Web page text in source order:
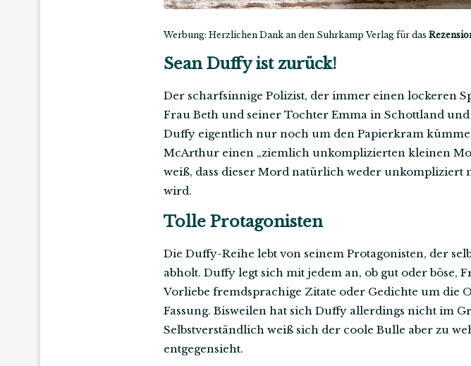
Werbung: Herzlichen Dank an den Suhrkamp Verlag für das
Sean Duffy ist zurück!
Der scharfsinnige Polizist, der immer einen lockeren
Frau Beth und seiner Tochter Emma in Schottland
Duffy eigentlich nur noch um den Papierkram
McArthur einen „ziemlich unkomplizierten kleinen
weiß, dass dieser Mord natürlich weder
wird.
Tolle Protagonisten
Die Duffy-Reihe lebt von seinem Protagonisten, der
abholt. Duffy legt sich mit jedem an, ob gut oder böse,
Vorliebe fremdsprachige Zitate oder Gedichte um die
Fassung. Bisweilen hat sich Duffy allerdings nicht im
Selbstverständlich weiß sich der coole Bulle aber zu
entgegensieht.